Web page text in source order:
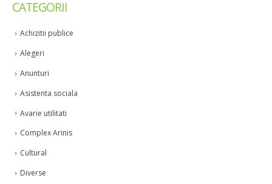
CATEGORII
Achizitii publice
Alegeri
Anunturi
Asistenta sociala
Avarie utilitati
Complex Arinis
Cultural
Diverse